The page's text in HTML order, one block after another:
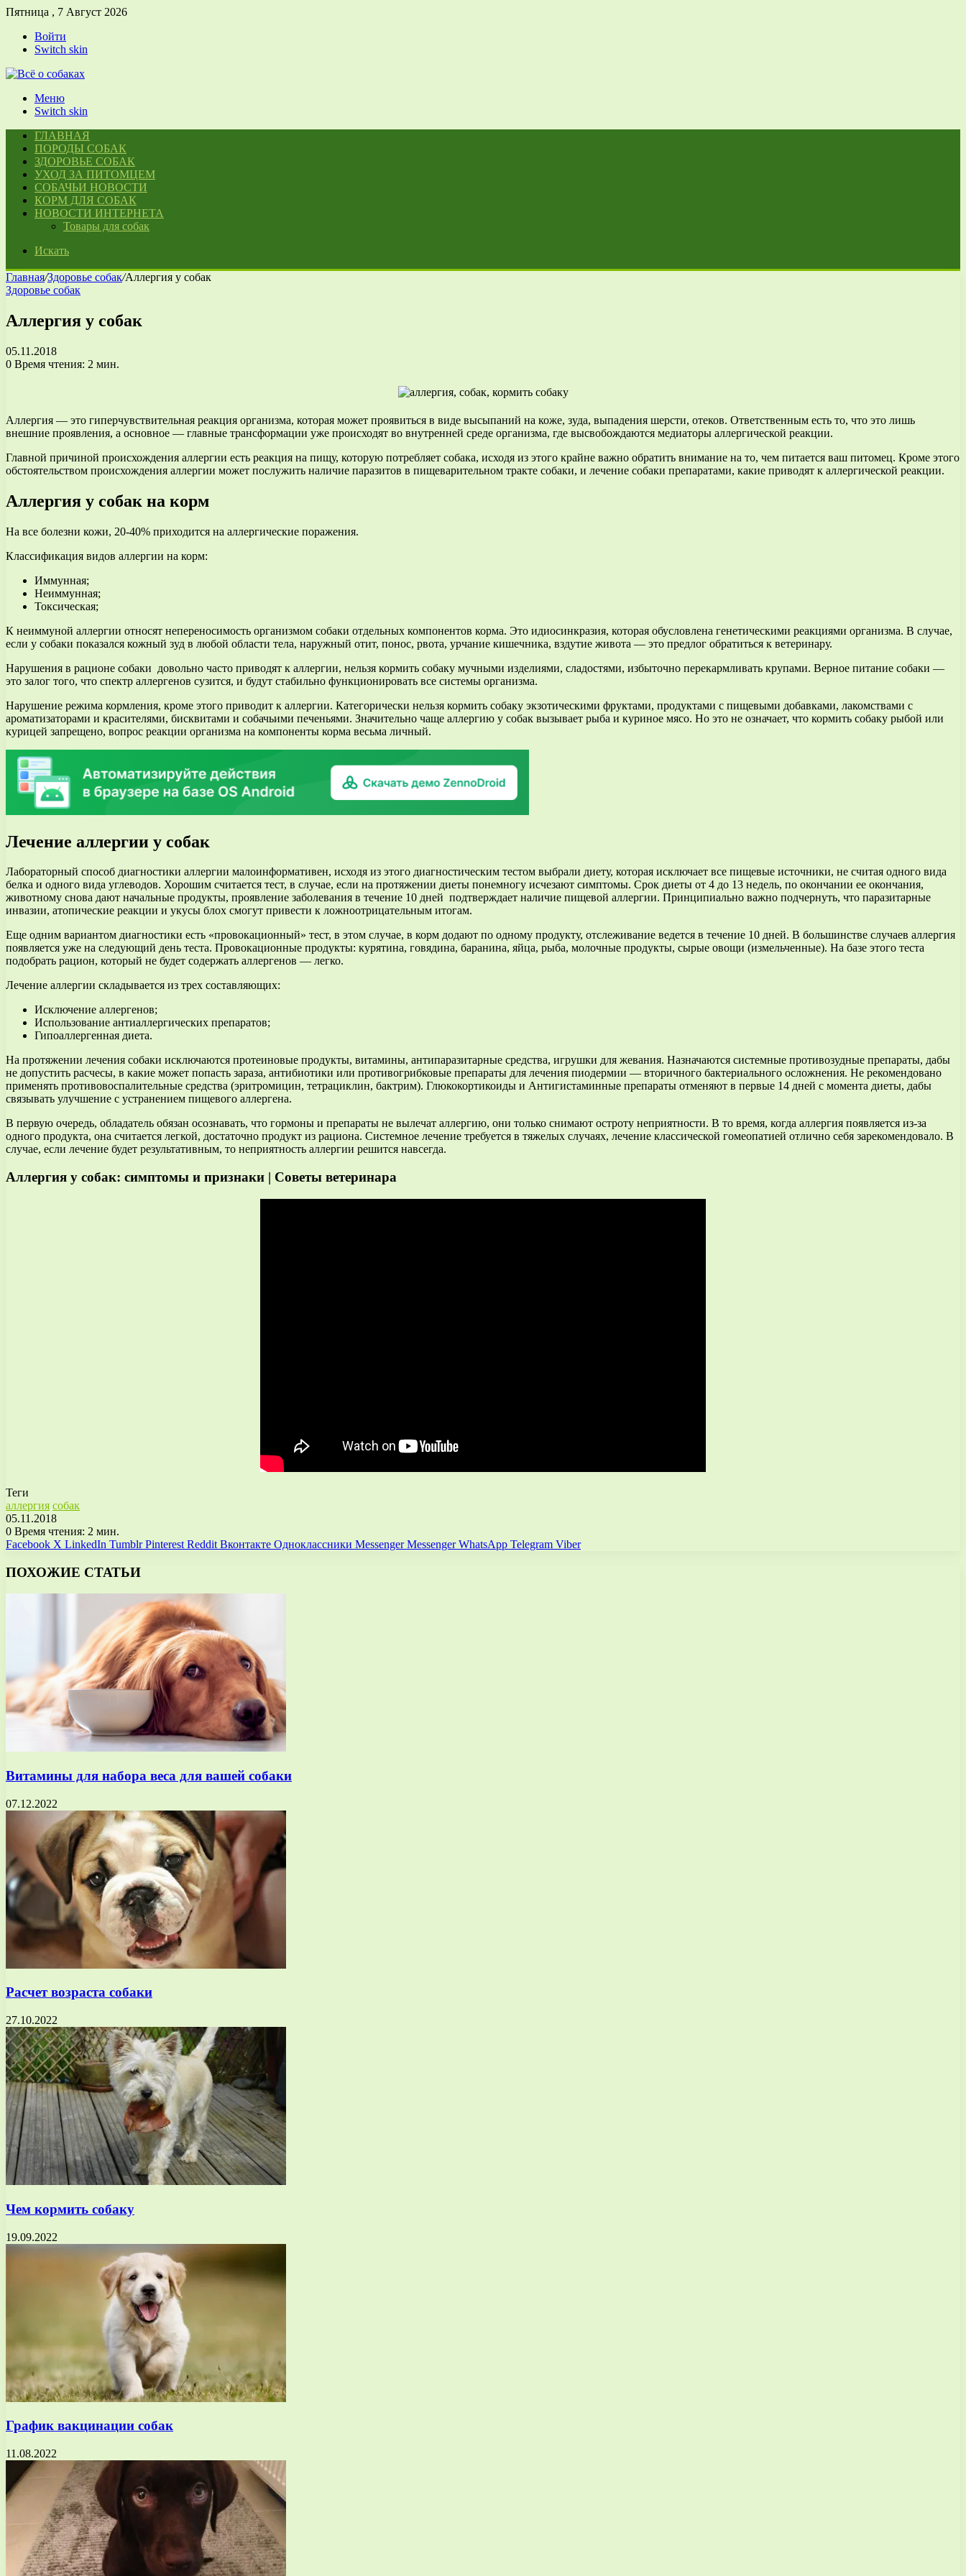
Пятница , 7 Август 2026
Войти
Switch skin
Меню
Switch skin
ГЛАВНАЯ
ПОРОДЫ СОБАК
ЗДОРОВЬЕ СОБАК
УХОД ЗА ПИТОМЦЕМ
СОБАЧЬИ НОВОСТИ
КОРМ ДЛЯ СОБАК
НОВОСТИ ИНТЕРНЕТА
Товары для собак
Искать
Главная/Здоровье собак/Аллергия у собак
Здоровье собак
Аллергия у собак
05.11.2018
0 Время чтения: 2 мин.
Аллергия — это гиперчувствительная реакция организма, которая может проявиться в виде высыпаний на коже, зуда, выпадения шерсти, отеков. Ответственным есть то, что это лишь
внешние проявления, а основное — главные трансформации уже происходят во внутренней среде организма, где высвобождаются медиаторы аллергической реакции.
Главной причиной происхождения аллергии есть реакция на пищу, которую потребляет собака, исходя из этого крайне важно обратить внимание на то, чем питается ваш питомец. Кроме этого
обстоятельством происхождения аллергии может послужить наличие паразитов в пищеварительном тракте собаки, и лечение собаки препаратами, какие приводят к аллергической реакции.
Аллергия у собак на корм
На все болезни кожи, 20-40% приходится на аллергические поражения.
Классификация видов аллергии на корм:
Иммунная;
Неиммунная;
Токсическая;
К неиммуной аллергии относят непереносимость организмом собаки отдельных компонентов корма. Это идиосинкразия, которая обусловлена генетическими реакциями организма. В случае,
если у собаки показался кожный зуд в любой области тела, наружный отит, понос, рвота, урчание кишечника, вздутие живота — это предлог обратиться к ветеринару.
Нарушения в рационе собаки довольно часто приводят к аллергии, нельзя кормить собаку мучными изделиями, сладостями, избыточно перекармливать крупами. Верное питание собаки —
это залог того, что спектр аллергенов сузится, и будут стабильно функционировать все системы организма.
Нарушение режима кормления, кроме этого приводит к аллергии. Категорически нельзя кормить собаку экзотическими фруктами, продуктами с пищевыми добавками, лакомствами с
ароматизаторами и красителями, бисквитами и собачьими печеньями. Значительно чаще аллергию у собак вызывает рыба и куриное мясо. Но это не означает, что кормить собаку рыбой или
курицей запрещено, вопрос реакции организма на компоненты корма весьма личный.
Лечение аллергии у собак
Лабораторный способ диагностики аллергии малоинформативен, исходя из этого диагностическим тестом выбрали диету, которая исключает все пищевые источники, не считая одного вида
белка и одного вида углеводов. Хорошим считается тест, в случае, если на протяжении диеты понемногу исчезают симптомы. Срок диеты от 4 до 13 недель, по окончании ее окончания,
животному снова дают начальные продукты, проявление заболевания в течение 10 дней подтверждает наличие пищевой аллергии. Принципиально важно подчернуть, что паразитарные
инвазии, атопические реакции и укусы блох смогут привести к ложноотрицательным итогам.
Еще одним вариантом диагностики есть «провокационный» тест, в этом случае, в корм додают по одному продукту, отслеживание ведется в течение 10 дней. В большинстве случаев аллергия
появляется уже на следующий день теста. Провокационные продукты: курятина, говядина, баранина, яйца, рыба, молочные продукты, сырые овощи (измельченные). На базе этого теста
подобрать рацион, который не будет содержать аллергенов — легко.
Лечение аллергии складывается из трех составляющих:
Исключение аллергенов;
Использование антиаллергических препаратов;
Гипоаллергенная диета.
На протяжении лечения собаки исключаются протеиновые продукты, витамины, антипаразитарные средства, игрушки для жевания. Назначаются системные противозудные препараты, дабы
не допустить расчесы, в какие может попасть зараза, антибиотики или противогрибковые препараты для лечения пиодермии — вторичного бактериального осложнения. Не рекомендовано
применять противовоспалительные средства (эритромицин, тетрациклин, бактрим). Глюкокортикоиды и Антигистаминные препараты отменяют в первые 14 дней с момента диеты, дабы
связывать улучшение с устранением пищевого аллергена.
В первую очередь, обладатель обязан осознавать, что гормоны и препараты не вылечат аллергию, они только снимают остроту неприятности. В то время, когда аллергия появляется из-за
одного продукта, она считается легкой, достаточно продукт из рациона. Системное лечение требуется в тяжелых случаях, лечение классической гомеопатией отлично себя зарекомендовало. В
случае, если лечение будет результативным, то неприятность аллергии решится навсегда.
Аллергия у собак: симптомы и признаки | Советы ветеринара
Теги
аллергия собак
05.11.2018
0 Время чтения: 2 мин.
Facebook X LinkedIn Tumblr Pinterest Reddit Вконтакте Одноклассники Messenger Messenger WhatsApp Telegram Viber
ПОХОЖИЕ СТАТЬИ
Витамины для набора веса для вашей собаки
07.12.2022
Расчет возраста собаки
27.10.2022
Чем кормить собаку
19.09.2022
График вакцинации собак
11.08.2022